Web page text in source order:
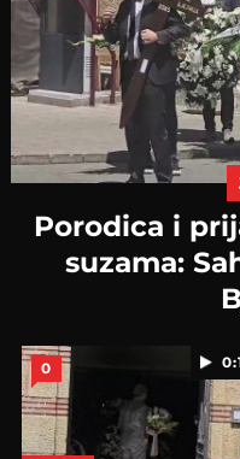
Porodica i
suzama:
0